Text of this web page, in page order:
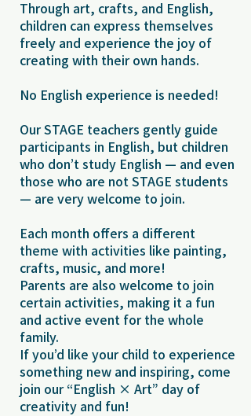
Through art, crafts, and English,
children can express themselves
freely and experience the joy of
creating with their own hands.
No English experience is needed!
Our STAGE teachers gently guide
participants in English, but children
who don’t study English — and even
those who are not STAGE students
— are very welcome to join.
Each month offers a different
theme with activities like painting,
crafts, music, and more!
Parents are also welcome to join
certain activities, making it a fun
and active event for the whole
family.
If you’d like your child to experience
something new and inspiring, come
join our “English × Art” day of
creativity and fun!